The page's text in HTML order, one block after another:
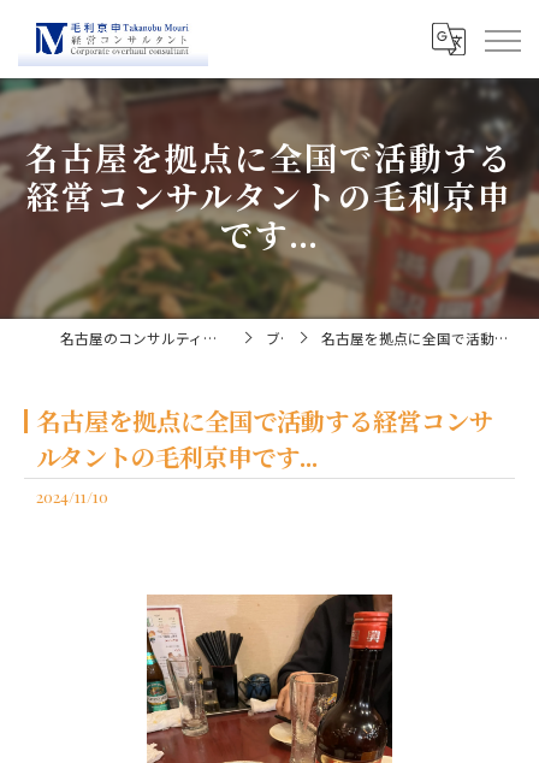
名古屋を拠点に全国で活動する
経営コンサルタントの毛利京申
です...
名古屋のコンサルティングなら経営コンサルタント毛利京申 ブログ 名古屋を拠点に全国で活動する経営コンサルタントの毛利京申です...
名古屋を拠点に全国で活動する経営コンサ
ルタントの毛利京申です...
2024/11/10